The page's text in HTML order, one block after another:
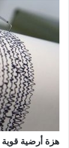
هزة أرضية